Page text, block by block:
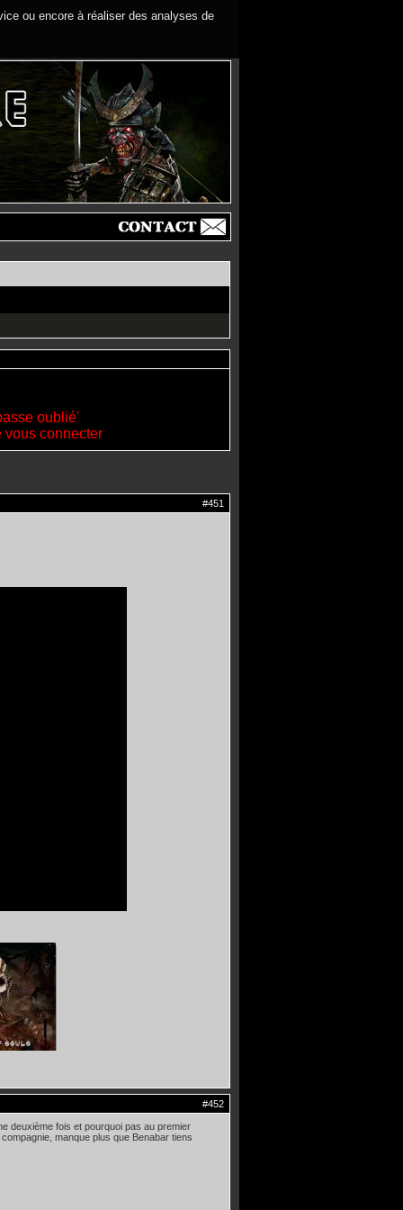
ou encore à réaliser des analyses de
oublié'
vous connecter
#451
#452
deuxième fois et pourquoi pas au premier
manque plus que Benabar tiens